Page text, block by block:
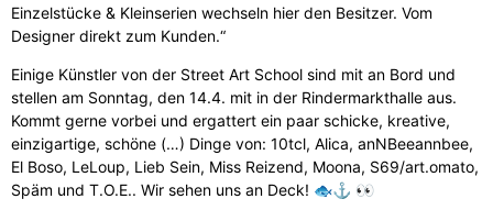
Einzelstücke & Kleinserien wechseln hier den Besitzer. Vom
Designer direkt zum Kunden.“
Einige Künstler von der Street Art School sind mit an Bord und
stellen am Sonntag, den 14.4. mit in der Rindermarkthalle aus.
Kommt gerne vorbei und ergattert ein paar schicke, kreative,
einzigartige, schöne (…) Dinge von: 10tcl, Alica, anNBeeannbee,
El Boso, LeLoup, Lieb Sein, Miss Reizend, Moona, S69/art.omato,
Späm und T.O.E.. Wir sehen uns an Deck! 🐟⚓️ 👀